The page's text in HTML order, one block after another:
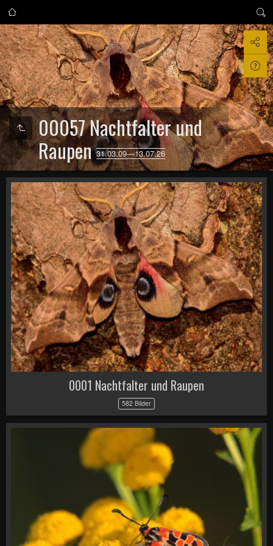
00057 Nachtfalter und
Raupen31.03.09—13.07.26
0001 Nachtfalter und Raupen
582 Bilder